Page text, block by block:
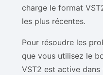
charge le format
les plus récentes.
Pour résoudre les
que vous utilisez le
VST2 est active